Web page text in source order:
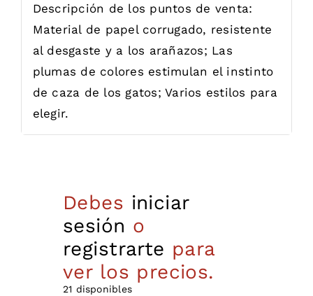
Descripción de los puntos de venta:
Material de papel corrugado, resistente
al desgaste y a los arañazos; Las
plumas de colores estimulan el instinto
de caza de los gatos; Varios estilos para
elegir.
Debes iniciar
sesión o
registrarte para
ver los precios.
21 disponibles